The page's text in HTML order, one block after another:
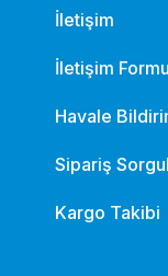
ILCA
İletişim
İletişim Formu
Havale
Sipariş
Kargo Takibi